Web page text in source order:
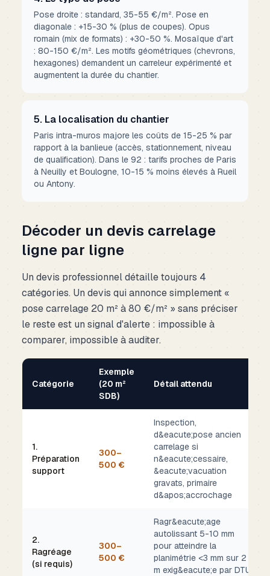
Pose droite : standard, 35-55 €/m². Pose en
diagonale : +15-30 % (plus de coupes). Opus
romain (mix de formats) : +30-50 %. Mosaïque d'art
: 80-150 €/m². Les motifs géométriques (chevrons,
hexagones) demandent un carreleur expérimenté et
augmentent la durée du chantier.
5. La localisation du chantier
Paris intra-muros majore les coûts de 15-25 % par
rapport à la banlieue (accès, stationnement, niveau
de qualification). Dans le 92 : tarifs proches de Paris
à Neuilly et Boulogne, 10-15 % moins élevés à Rueil
ou Antony.
Décoder un devis carrelage
ligne par ligne
Un devis professionnel détaille toujours 4
catégories. Un devis qui annonce simplement «
pose carrelage 20 m² à 80 €/m² » sans préciser
le reste est un signal d'alerte : impossible à
comparer, impossible à auditer.
Catégorie
Exemple
(20 m²
SDB)
Détail attendu
1.
Préparation
support
300–
500 €
Inspection,
d&eacute;pose ancien
carrelage si
n&eacute;cessaire,
&eacute;vacuation
gravats, primaire
d&apos;accrochage
2.
Ragréage
(si requis)
300–
500 €
Ragr&eacute;age
autolissant 5-10 mm
pour atteindre la
planimétrie <3 mm sur 2
m exig&eacute;e par DTU